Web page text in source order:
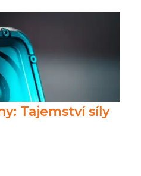
Tajemství síly